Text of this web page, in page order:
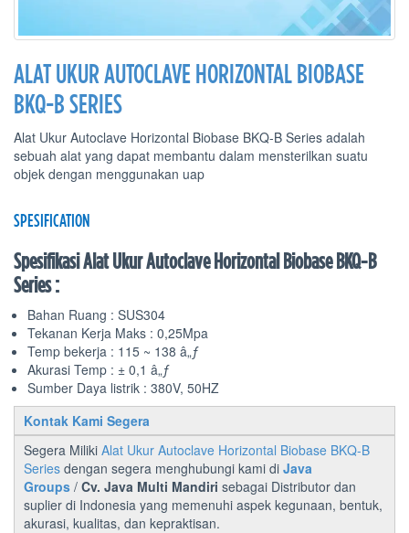
ALAT UKUR AUTOCLAVE HORIZONTAL BIOBASE
BKQ-B SERIES
Alat Ukur Autoclave Horizontal Biobase BKQ-B Series adalah
sebuah alat yang dapat membantu dalam mensterilkan suatu
objek dengan menggunakan uap
SPESIFICATION
Spesifikasi Alat Ukur Autoclave Horizontal Biobase BKQ-B
Series :
Bahan Ruang : SUS304
Tekanan Kerja Maks : 0,25Mpa
Temp bekerja : 115 ~ 138 â„ƒ
Akurasi Temp : ± 0,1 â„ƒ
Sumber Daya listrik : 380V, 50HZ
Kontak Kami Segera
Segera Miliki Alat Ukur Autoclave Horizontal Biobase BKQ-B
Series dengan segera menghubungi kami di Java
Groups / Cv. Java Multi Mandiri sebagai Distributor dan
suplier di Indonesia yang memenuhi aspek kegunaan, bentuk,
akurasi, kualitas, dan kepraktisan.